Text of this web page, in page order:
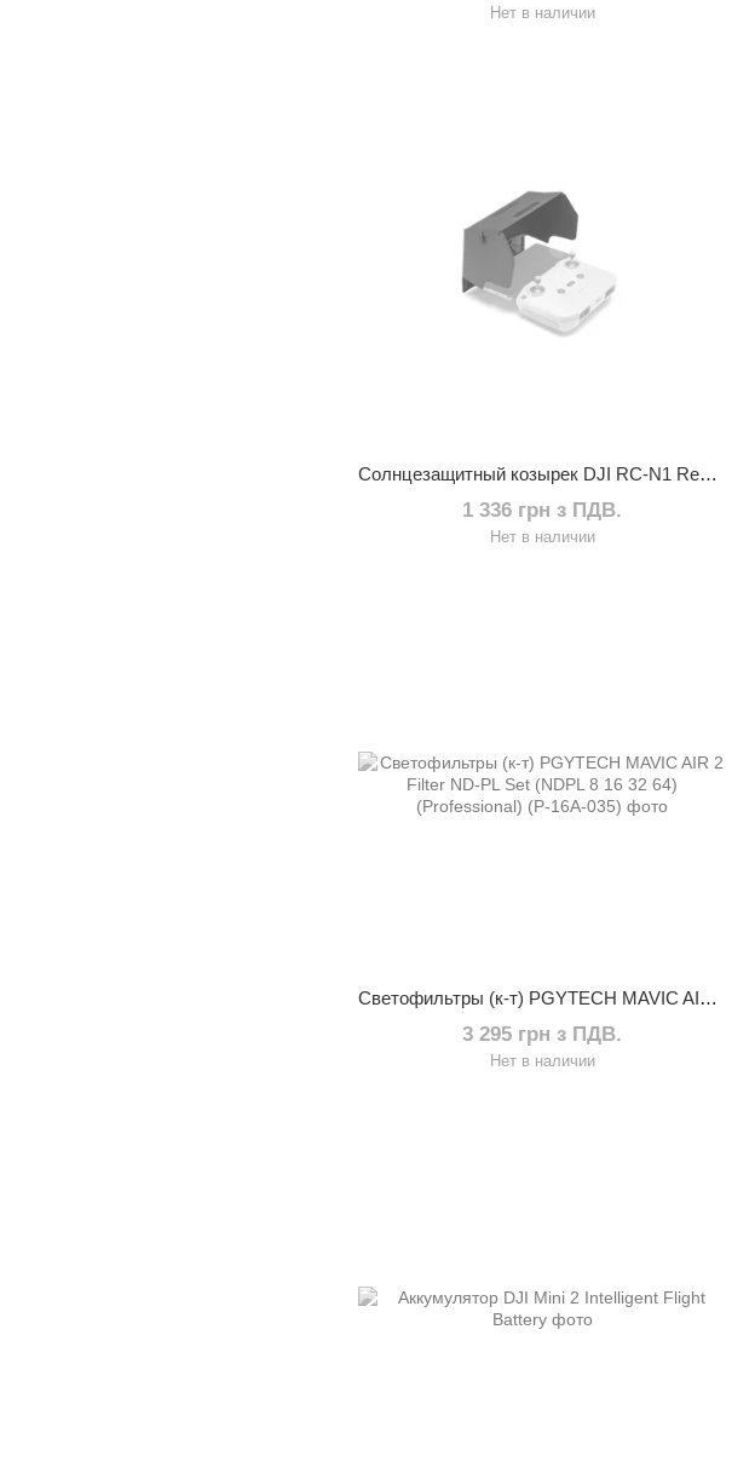
Нет в наличии
Солнцезащитный козырек DJI RC-N1 Remote Controller Monitor Hood
1 336 грн з ПДВ.
Нет в наличии
Светофильтры (к-т) PGYTECH MAVIC AIR 2 Filter ND-PL Set (NDPL 8 16 32 64) (Professional) (P-16A-035)
3 295 грн з ПДВ.
Нет в наличии